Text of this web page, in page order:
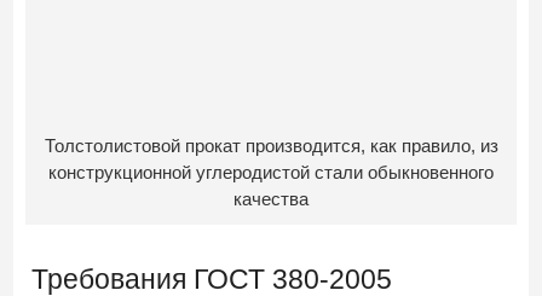
Толстолистовой прокат производится, как правило, из
конструкционной углеродистой стали обыкновенного
качества
Требования ГОСТ 380-2005